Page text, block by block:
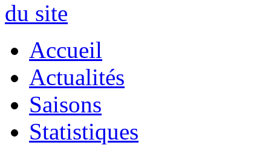
Accueil
Actualités
Saisons
Statistiques